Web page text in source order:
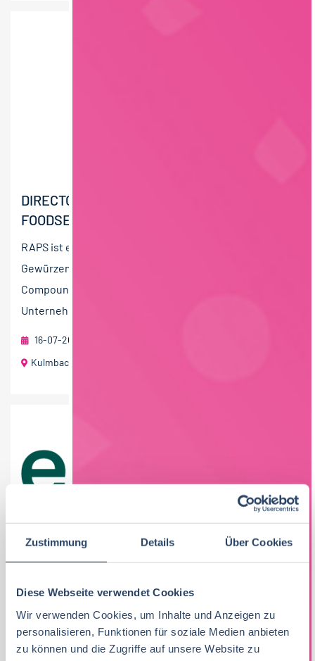
Zustimmung Details Über Cookies
Diese Webseite verwendet Cookies
Wir verwenden Cookies, um Inhalte und Anzeigen zu
personalisieren, Funktionen für soziale Medien anbieten
zu können und die Zugriffe auf unsere Website zu
DIRECTOR (M/W/D) KEY ACCOUNT
FOODSERVICE
RAPS ist ein international ausgerichteter Anbieter von
Gewürzen, Kräutern, Marinaden und funktionellen
Compounds für die Lebensmittelindustrie. Das
Unternehmen...
16-07-2026
Kulmbach
MASCHINENBEDIENER (M/W/D) VEGANE
LEBENSMITTELPRODUKTION
2015 in Bamberg gegründet wurde und derzeit mit
mehr als 100 Mitarbeitern leckere veggie
Fleischalternativen aus...